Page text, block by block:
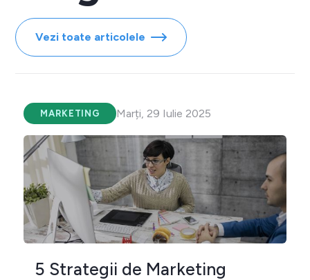
Vezi toate articolele
MARKETING Marți, 29 Iulie 2025
5 Strategii de Marketing